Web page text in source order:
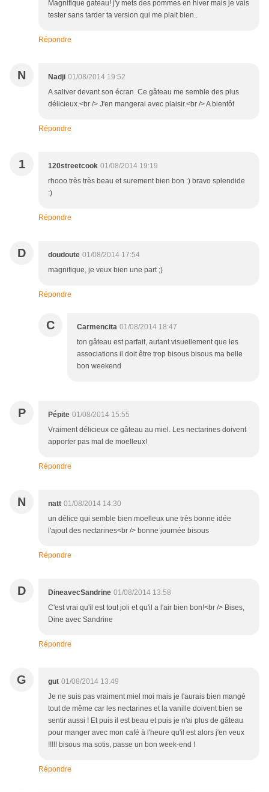
Magnifique gateau! j'y mets des pommes en hiver mais je vais
tester sans tarder ta version qui me plait bien..
Répondre
N Nadji 01/08/2014 19:52
A saliver devant son écran. Ce gâteau me semble des plus
délicieux.<br /> J'en mangerai avec plaisir.<br /> A bientôt
Répondre
1 120streetcook 01/08/2014 19:19
rhooo très très beau et surement bien bon :) bravo splendide
:)
Répondre
D doudoute 01/08/2014 17:54
magnifique, je veux bien une part ;)
Répondre
C Carmencita 01/08/2014 18:47
ton gâteau est parfait, autant visuellement que les
associations il doit être trop bisous bisous ma belle
bon weekend
P Pépite 01/08/2014 15:55
Vraiment délicieux ce gâteau au miel. Les nectarines doivent
apporter pas mal de moelleux!
Répondre
N natt 01/08/2014 14:30
un délice qui semble bien moelleux une très bonne idée
l'ajout des nectarines<br /> bonne journée bisous
Répondre
D DineavecSandrine 01/08/2014 13:58
C'est vrai qu'il est tout joli et qu'il a l'air bien bon!<br /> Bises,
Dine avec Sandrine
Répondre
G gut 01/08/2014 13:49
Je ne suis pas vraiment miel moi mais je l'aurais bien mangé
tout de même car les nectarines et la vanille doivent bien se
sentir aussi ! Et puis il est beau et puis je n'ai plus de gâteau
pour manger avec mon café à l'heure qu'il est alors j'en veux
!!!!! bisous ma sotis, passe un bon week-end !
Répondre